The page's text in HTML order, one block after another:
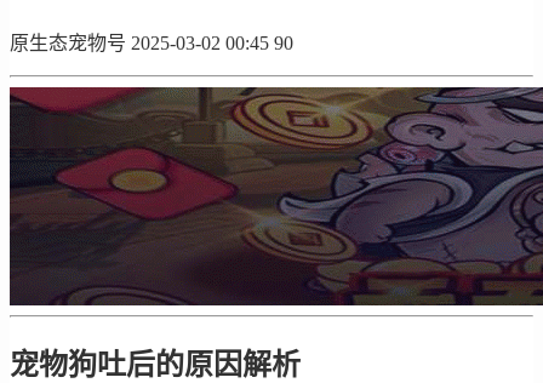
原生态宠物号 2025-03-02 00:45 90
宠物狗吐后的原因解析